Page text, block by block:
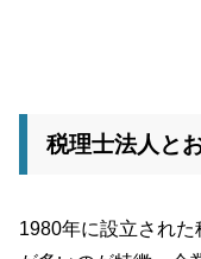
税理士法人と
1980年に設立され